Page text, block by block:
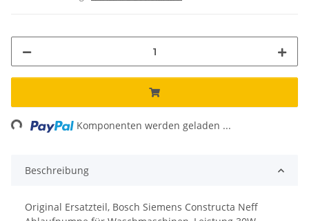
Komponenten werden geladen ...
Beschreibung
Original Ersatzteil, Bosch Siemens Constructa Neff